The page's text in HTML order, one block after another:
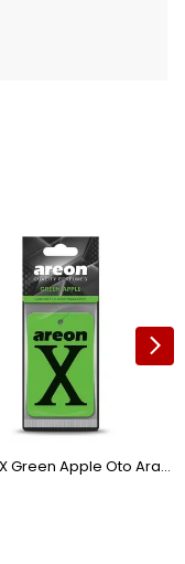
Areon X Green Apple Oto Araç Kokusu Yeşil